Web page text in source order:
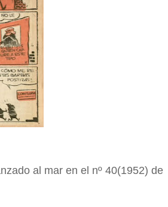
al mar en el nº 40(1952) de